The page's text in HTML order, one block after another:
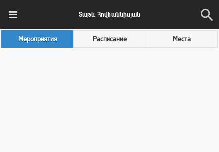
Տաթև Հովհաննիսյան
Мероприятия Расписание Места